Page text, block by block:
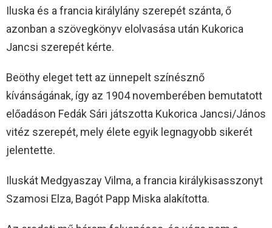
Iluska és a francia királylány szerepét szánta, ő
azonban a szövegkönyv elolvasása után Kukorica
Jancsi szerepét kérte.
Beöthy eleget tett az ünnepelt színésznő
kívánságának, így az 1904 novemberében bemutatott
előadáson Fedák Sári játszotta Kukorica Jancsi/János
vitéz szerepét, mely élete egyik legnagyobb sikerét
jelentette.
Iluskát Medgyaszay Vilma, a francia királykisasszonyt
Szamosi Elza, Bagót Papp Miska alakította.